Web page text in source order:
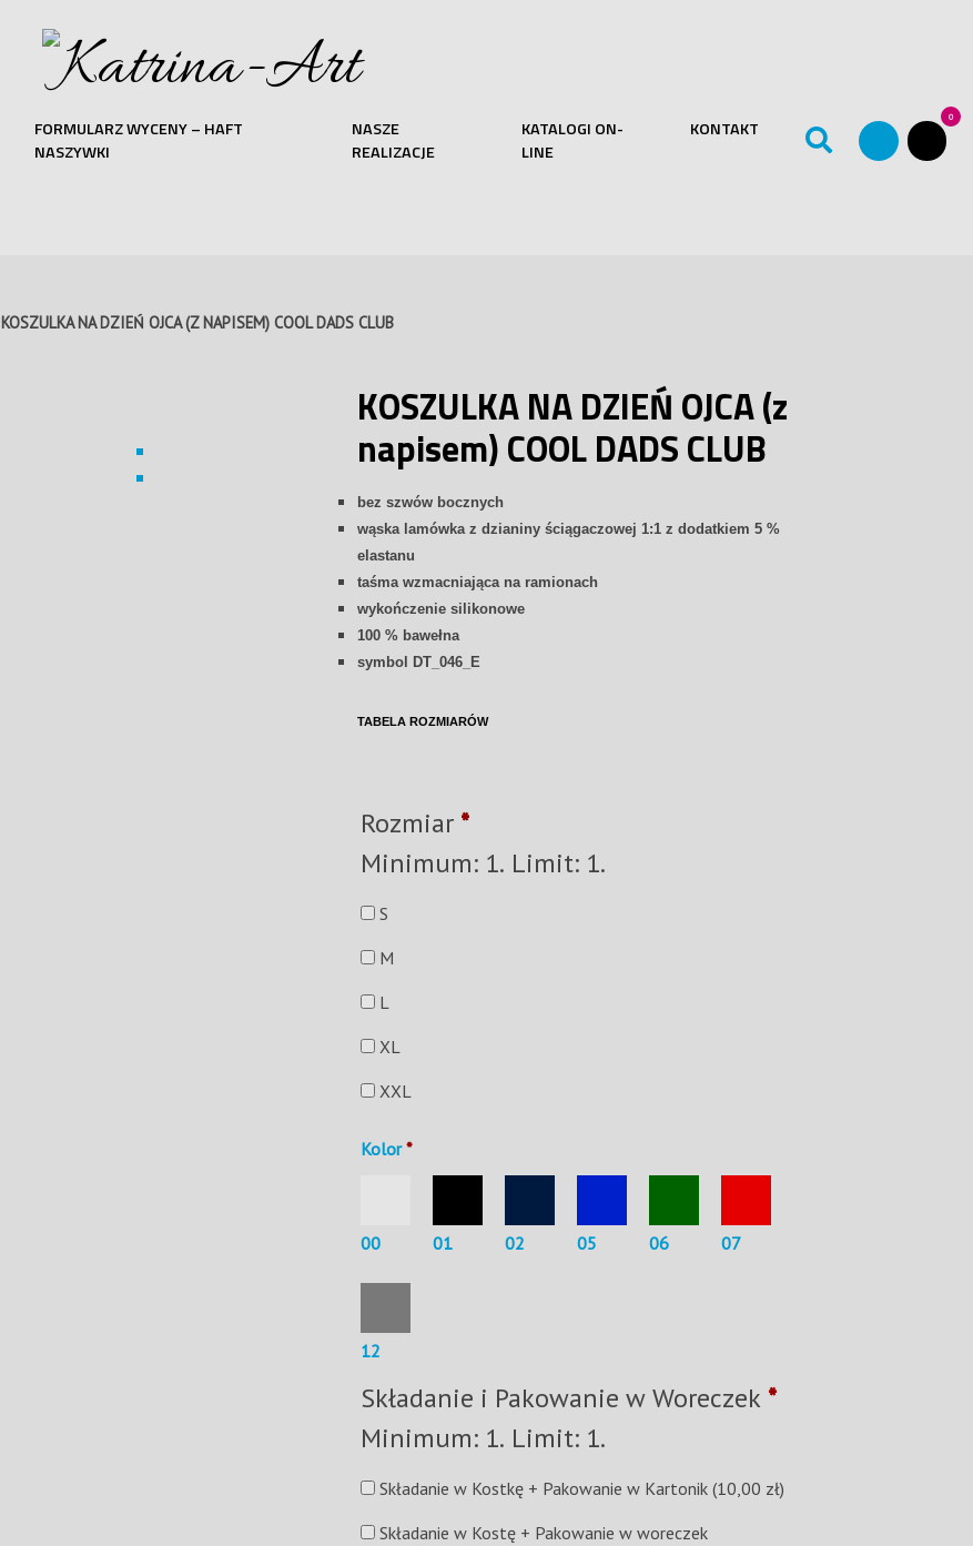
FORMULARZ WYCENY – HAFT
NASZYWKI
NASZE
REALIZACJE
KATALOGI ON-
LINE
KONTAKT 0
KOSZULKA NA DZIEŃ OJCA (Z NAPISEM) COOL DADS CLUB
KOSZULKA NA DZIEŃ OJCA (z
napisem) COOL DADS CLUB
bez szwów bocznych
wąska lamówka z dzianiny ściągaczowej 1:1 z dodatkiem 5 %
elastanu
taśma wzmacniająca na ramionach
wykończenie silikonowe
100 % bawełna
symbol DT_046_E
TABELA ROZMIARÓW
Rozmiar *
Minimum: 1. Limit: 1.
S
M
L
XL
XXL
Kolor*
00 01 02 05 06 07
12
Składanie i Pakowanie w Woreczek *
Minimum: 1. Limit: 1.
Składanie w Kostkę + Pakowanie w Kartonik (10,00 zł)
Składanie w Kostę + Pakowanie w woreczek